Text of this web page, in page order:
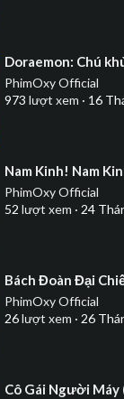
⁣Doraemon: Chú
PhimOxy Official
973 lượt xem · 16
⁣Nam Kinh! Nam
PhimOxy Official
52 lượt xem · 24
⁣Bách Đoàn Đại
PhimOxy Official
26lượt xem · 26
⁣Cô Gái Người